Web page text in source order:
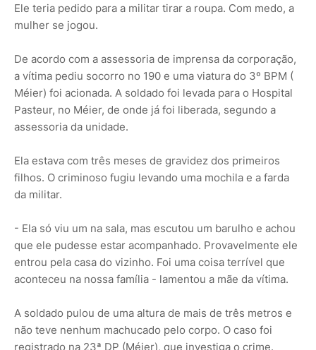
Ele teria pedido para a militar tirar a roupa. Com medo, a
mulher se jogou.
De acordo com a assessoria de imprensa da corporação,
a vítima pediu socorro no 190 e uma viatura do 3º BPM (
Méier) foi acionada. A soldado foi levada para o Hospital
Pasteur, no Méier, de onde já foi liberada, segundo a
assessoria da unidade.
Ela estava com três meses de gravidez dos primeiros
filhos. O criminoso fugiu levando uma mochila e a farda
da militar.
- Ela só viu um na sala, mas escutou um barulho e achou
que ele pudesse estar acompanhado. Provavelmente ele
entrou pela casa do vizinho. Foi uma coisa terrível que
aconteceu na nossa família - lamentou a mãe da vítima.
A soldado pulou de uma altura de mais de três metros e
não teve nenhum machucado pelo corpo. O caso foi
registrado na 23ª DP (Méier), que investiga o crime.